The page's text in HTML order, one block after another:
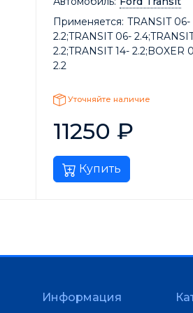
Применяется: TRANSIT 06-
2.2;TRANSIT 06-
2.2;TRANSIT 14- 2.2;BOXER
2.2
Уточняйте наличие
11250 ₽
Купить
Информация